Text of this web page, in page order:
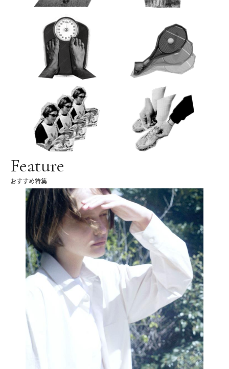
Feature
おすすめ特集